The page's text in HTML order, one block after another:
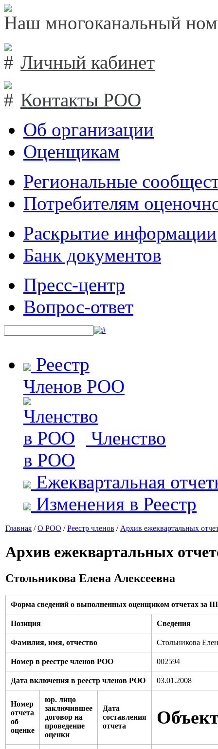
Наш многоканальный
Личный кабинет
Контакты РОО
Об организации
Оценщикам
Региональные
Потребителям
Раскрытие информации
Банк документов
Пресс-центр
Вопрос-ответ
Реестр
Членов РОО
Членство
в РОО
Ежеквартальная
Изменения в Реестр
Главная /О РОО /Реестр членов / Архив ежеквартальных
Архив ежеквартальных
Стольникова Елена Алексеевна
Форма сведений о выполненных оценщиком отчетах за III
Позиция Сведения
Фамилия, имя, отчество Стольникова
Номер в реестре членов РОО 002594
Дата включения в реестр членов РОО 03.01.2008
Номер
отчета
об
оценке
юр. лицо
заключившее
договор на
проведение
оценки
Дата
составления
отчета